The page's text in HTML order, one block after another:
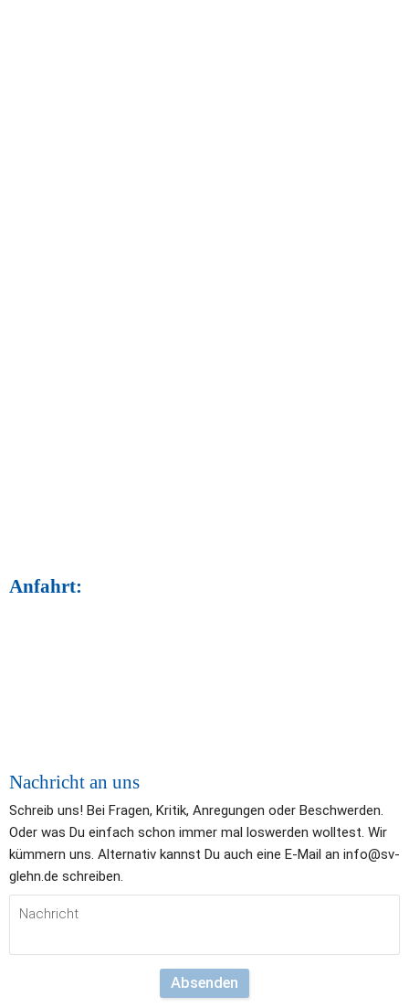
Anfahrt:
Nachricht an uns
Schreib uns! Bei Fragen, Kritik, Anregungen oder Beschwerden.
Oder was Du einfach schon immer mal loswerden wolltest. Wir
kümmern uns. Alternativ kannst Du auch eine E-Mail an info@sv-
glehn.de schreiben.
Absenden